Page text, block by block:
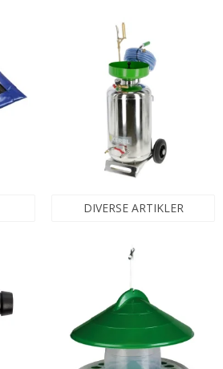
DIVERSE ARTIKLER